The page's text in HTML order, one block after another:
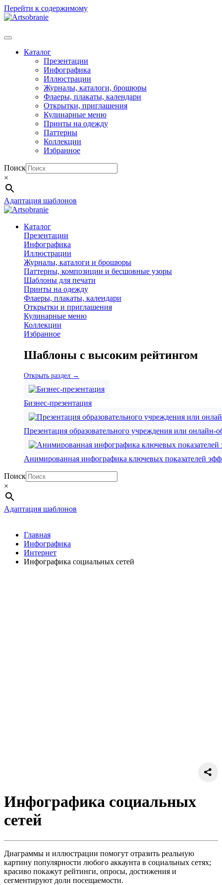
Перейти к содержимому
Каталог
Презентации
Инфографика
Иллюстрации
Журналы, каталоги, брошюры
Флаеры, плакаты, календари
Открытки, приглашения
Кулинарные меню
Принты на одежду
Паттерны
Коллекции
Избранное
Поиск
×
Адаптация шаблонов
Каталог
Презентации
Инфографика
Иллюстрации
Журналы, каталоги и брошюры
Паттерны, композиции и бесшовные узоры
Шаблоны для печати
Принты на одежду
Флаеры, плакаты, календари
Открытки и приглашения
Кулинарные меню
Коллекции
Избранное
Шаблоны с высоким рейтингом
Открыть раздел →
Бизнес-презентация
Презентация образовательного учреждения или онлайн-
Анимированная инфографика ключевых показателей
Поиск
×
Адаптация шаблонов
Главная
Инфографика
Интернет
Инфографика социальных сетей
Инфографика социальных
сетей
Диаграммы и иллюстрации помогут отразить реальную
картину популярности любого аккаунта в социальных сетях;
красиво покажут рейтинги, опросы, достижения и
сегментируют доли посещаемости.